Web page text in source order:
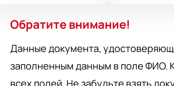
Обратите внимание!
Данные документа,
заполненным данным в поле ФИО.
всех полей. Не забудьте взять